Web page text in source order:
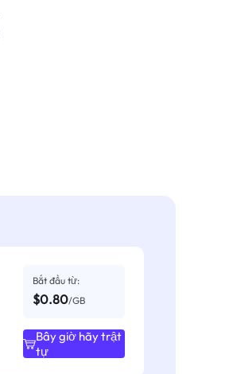
Bắt đầu từ:
$0.80/GB
Bây giờ hãy trật
tự